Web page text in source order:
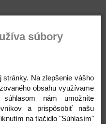
súbory
Na zlepšenie vášho
obsahu využívame
nám umožníte
a prispôsobiť našu
na tlačidlo "Súhlasím"